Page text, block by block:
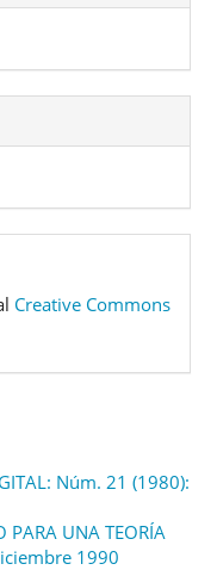
Creative Commons
Núm. 21 (1980):
PARA UNA TEORÍA
1990